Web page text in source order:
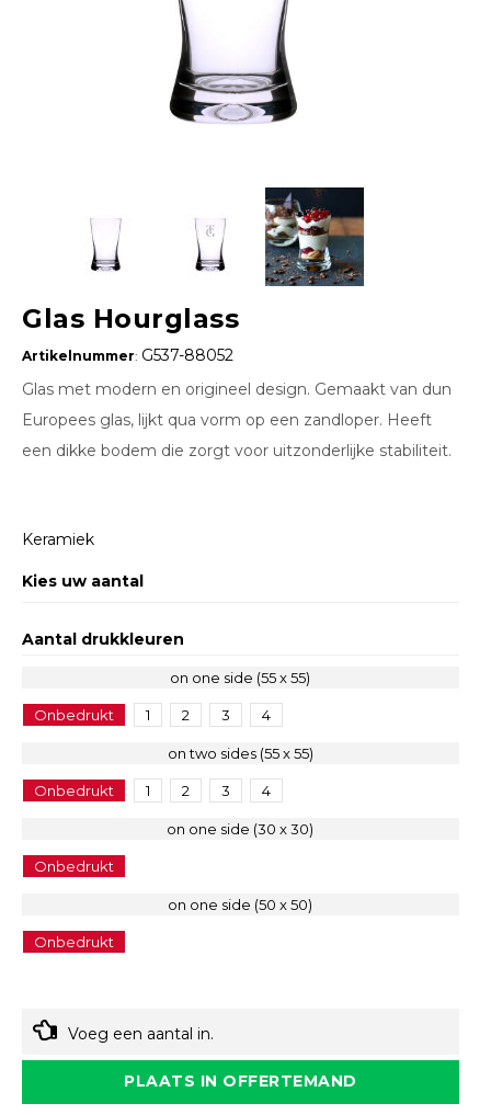
Glas Hourglass
Artikelnummer: G537-88052
Glas met modern en origineel design. Gemaakt van dun
Europees glas, lijkt qua vorm op een zandloper. Heeft
een dikke bodem die zorgt voor uitzonderlijke stabiliteit.
Keramiek
Kies uw aantal
Aantal drukkleuren
on one side (55 x 55)
Onbedrukt 1 2 3 4
on two sides (55 x 55)
Onbedrukt 1 2 3 4
on one side (30 x 30)
Onbedrukt
on one side (50 x 50)
Onbedrukt
Voeg een aantal in.
PLAATS IN OFFERTEMAND